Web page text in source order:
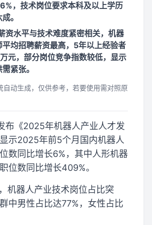
，技术岗位要求本科及以上学历
。
资水平与技术难度紧密相关，机器
均招聘薪资最高，5年以上经验者
元，部分岗位竞争指数较低，显示
紧张。
自动生成，仅供参考，若要使用需对照原
布《2025年机器人产业人才发
示2025年前5个月国内机器人
数同比增长6%，其中人形机器
位数同比增长409%。
机器人产业技术岗位占比突
中男性占比达77%，女性占比